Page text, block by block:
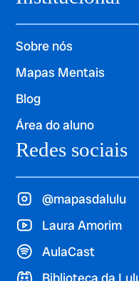
Sobre nós
Mapas Mentais
Blog
Área do aluno
Redes sociais
@mapasdalulu
Laura Amorim
AulaCast
Biblioteca da